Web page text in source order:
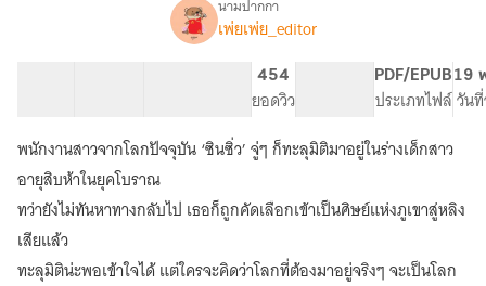
เรื่อง
ท่าน
อาจารย์
เป็น
หมี
แพนด้า!
[นิยาย
แปล]
นามปากกา
เพ่ยเพ่ย_editor
454
ยอดวิว
PDF/EPUB
ประเภทไฟล์
19
วัน
พนักงานสาวจากโลกปัจจุบัน ‘ซินซิ่ว’ จู่ๆ ก็ทะลุมิติมาอยู่ในร่างเด็กสาว
อายุสิบห้าในยุคโบราณ
ทว่ายังไม่ทันหาทางกลับไป เธอก็ถูกคัดเลือกเข้าเป็นศิษย์แห่งภูเขาสู่หลิง
เสียแล้ว
ทะลุมิติน่ะพอเข้าใจได้ แต่ใครจะคิดว่าโลกที่ต้องมาอยู่จริงๆ จะเป็นโลก